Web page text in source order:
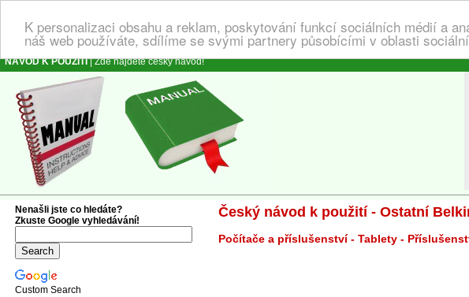
K personalizaci obsahu a reklam, poskytování funkcí sociálních médií a
náš web používáte, sdílíme se svými partnery působícími v oblasti
NÁVOD K POUŽITÍ| Zde najdete český návod!
Český návod k použití - Ostatní
Počítače a příslušenství - Tablety -
Nenašli jste co hledáte?
Zkuste Google vyhledávání!
Custom Search